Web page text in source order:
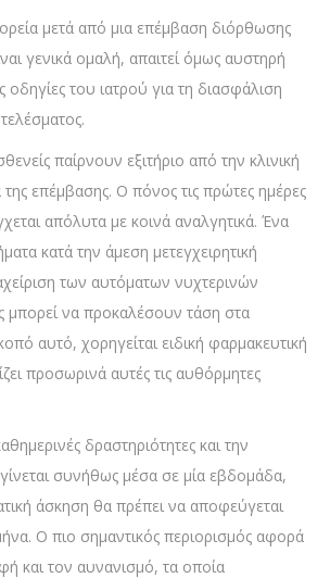
μετά από μια επέμβαση διόρθωσης
γενικά ομαλή, απαιτεί όμως αυστηρή
του ιατρού για τη διασφάλιση
παίρνουν εξιτήριο από την κλινική
επέμβασης. Ο πόνος τις πρώτες ημέρες
απόλυτα με κοινά αναλγητικά. Ένα
κατά την άμεση μετεγχειρητική
των αυτόματων νυχτερινών
μπορεί να προκαλέσουν τάση στα
αυτό, χορηγείται ειδική φαρμακευτική
προσωρινά αυτές τις αυθόρμητες
δραστηριότητες και την
συνήθως μέσα σε μία εβδομάδα,
άσκηση θα πρέπει να αποφεύγεται
Ο πιο σημαντικός περιορισμός αφορά
και τον αυνανισμό, τα οποία